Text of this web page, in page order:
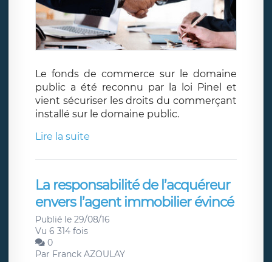
Le fonds de commerce sur le domaine
public a été reconnu par la loi Pinel et
vient sécuriser les droits du commerçant
installé sur le domaine public.
Lire la suite
La responsabilité de l’acquéreur
envers l’agent immobilier évincé
Publié le 29/08/16
Vu 6 314 fois
0
Par Franck AZOULAY